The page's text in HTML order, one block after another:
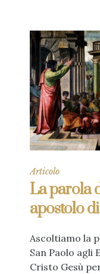
Articolo
La parola
apostolo
Ascoltiamo la
San Paolo agli
Cristo Gesù